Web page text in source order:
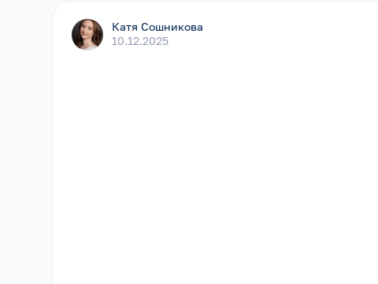
Катя Сошникова
10.12.2025